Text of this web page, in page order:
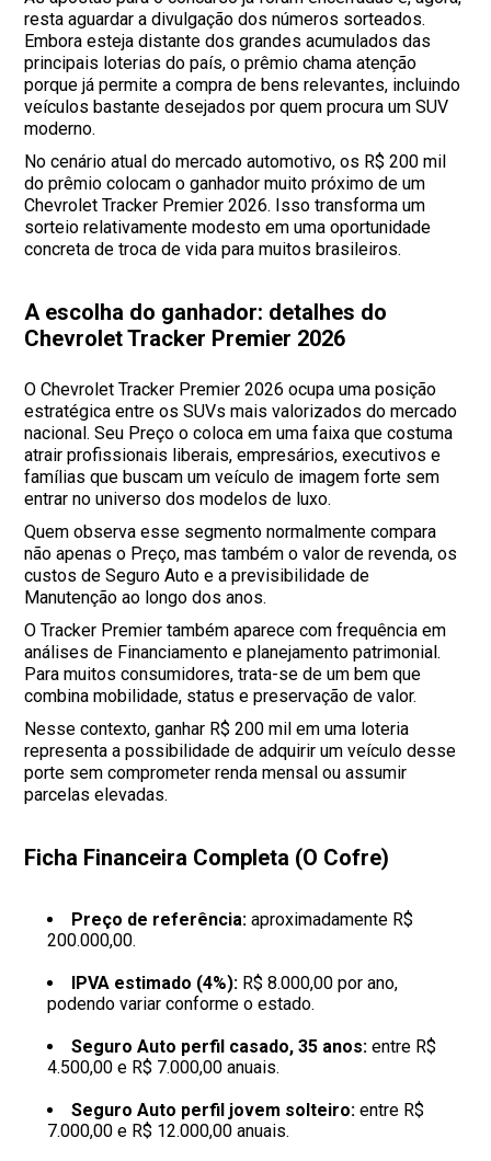
resta aguardar a divulgação dos números sorteados.
Embora esteja distante dos grandes acumulados das
principais loterias do país, o prêmio chama atenção
porque já permite a compra de bens relevantes, incluindo
veículos bastante desejados por quem procura um SUV
moderno.
No cenário atual do mercado automotivo, os R$ 200 mil
do prêmio colocam o ganhador muito próximo de um
Chevrolet Tracker Premier 2026. Isso transforma um
sorteio relativamente modesto em uma oportunidade
concreta de troca de vida para muitos brasileiros.
A escolha do ganhador: detalhes do
Chevrolet Tracker Premier 2026
O Chevrolet Tracker Premier 2026 ocupa uma posição
estratégica entre os SUVs mais valorizados do mercado
nacional. Seu Preço o coloca em uma faixa que costuma
atrair profissionais liberais, empresários, executivos e
famílias que buscam um veículo de imagem forte sem
entrar no universo dos modelos de luxo.
Quem observa esse segmento normalmente compara
não apenas o Preço, mas também o valor de revenda, os
custos de Seguro Auto e a previsibilidade de
Manutenção ao longo dos anos.
O Tracker Premier também aparece com frequência em
análises de Financiamento e planejamento patrimonial.
Para muitos consumidores, trata-se de um bem que
combina mobilidade, status e preservação de valor.
Nesse contexto, ganhar R$ 200 mil em uma loteria
representa a possibilidade de adquirir um veículo desse
porte sem comprometer renda mensal ou assumir
parcelas elevadas.
Ficha Financeira Completa (O Cofre)
Preço de referência:aproximadamente R$
200.000,00.
IPVA estimado (4%):R$ 8.000,00 por ano,
podendo variar conforme o estado.
Seguro Auto perfil casado, 35 anos:entre R$
4.500,00 e R$ 7.000,00 anuais.
Seguro Auto perfil jovem solteiro:entre R$
7.000,00 e R$ 12.000,00 anuais.